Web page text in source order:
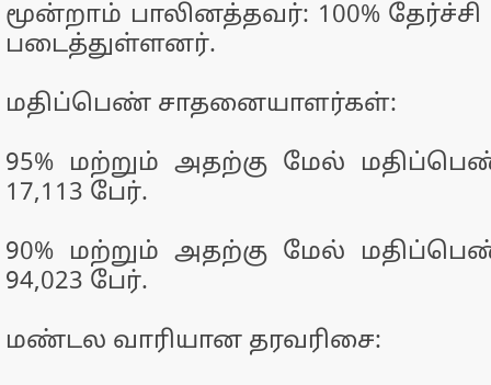
மூன்றாம் பாலினத்தவர்: 100%
படைத்துள்ளனர்.
மதிப்பெண் சாதனையாளர்கள்:
95% மற்றும் அதற்கு மேல்
17,113 பேர்.
90% மற்றும் அதற்கு மேல்
94,023 பேர்.
மண்டல வாரியான தரவரிசை: